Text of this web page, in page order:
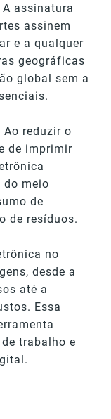
A assinatura
assinem
e a qualquer
geográficas
global sem a
Ao reduzir o
de imprimir
do meio
de
de resíduos.
no
desde a
até a
Essa
trabalho e